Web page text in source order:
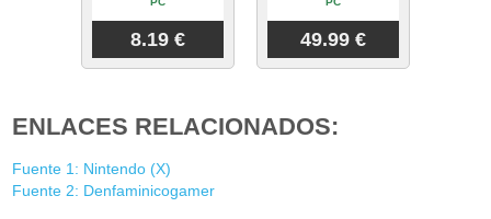
8.19 € 49.99 €
ENLACES RELACIONADOS:
Fuente 1: Nintendo (X)
Fuente 2: Denfaminicogamer